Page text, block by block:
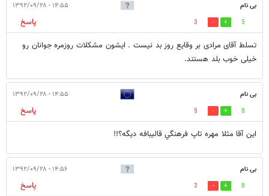
بی نام ۱۴:۵۵ - ۱۳۹۲/۰۹/۲۸
5
3
پاسخ
تسلط آقای مرادی بر وقایع روز بد نیست . ایشون مشکلات روزمره جوانان رو
خیلی خوب بلد هستند.
بی نام ۱۴:۵۵ - ۱۳۹۲/۰۹/۲۸
8
5
پاسخ
اين آقا مثلا مهره تاپ فرهنگي قاليبافه ديگه؟!!
بی نام ۱۴:۵۶ - ۱۳۹۲/۰۹/۲۸
8
3
پاسخ